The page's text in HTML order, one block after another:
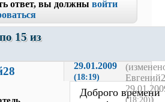
ответ, вы должнывойти
15 из
29.01.2009
(18:19)
(18:20))
Доброго времени